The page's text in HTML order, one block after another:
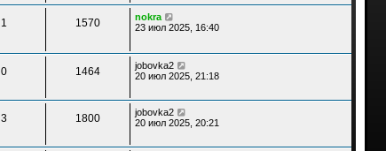
1 1570
nokra
23 июл 2025, 16:40
0 1464
jobovka2
20 июл 2025, 21:18
3 1800
jobovka2
20 июл 2025, 20:21